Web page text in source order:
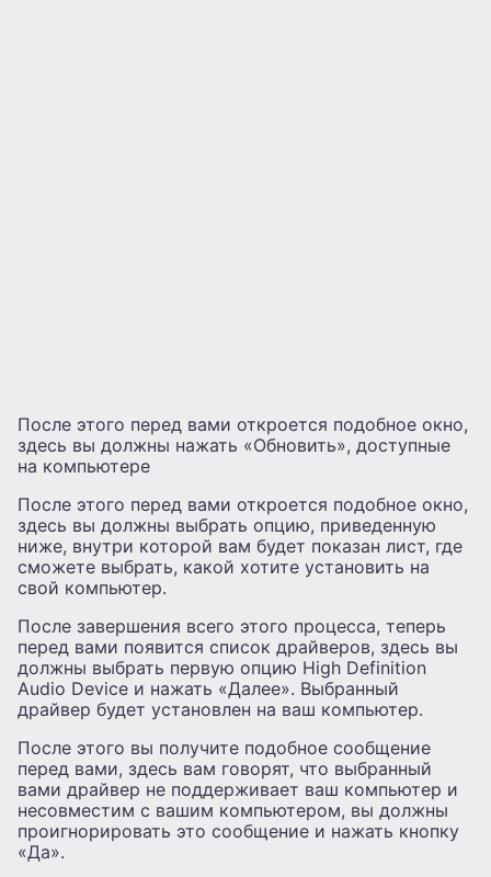
После этого перед вами откроется подобное окно,
здесь вы должны нажать «Обновить», доступные
на компьютере
После этого перед вами откроется подобное окно,
здесь вы должны выбрать опцию, приведенную
ниже, внутри которой вам будет показан лист, где
сможете выбрать, какой хотите установить на
свой компьютер.
После завершения всего этого процесса, теперь
перед вами появится список драйверов, здесь вы
должны выбрать первую опцию High Definition
Audio Device и нажать «Далее». Выбранный
драйвер будет установлен на ваш компьютер.
После этого вы получите подобное сообщение
перед вами, здесь вам говорят, что выбранный
вами драйвер не поддерживает ваш компьютер и
несовместим с вашим компьютером, вы должны
проигнорировать это сообщение и нажать кнопку
«Да».